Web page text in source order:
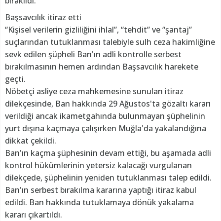
Başsavcılık itiraz etti
“Kişisel verilerin gizliliğini ihlal”, “tehdit” ve “şantaj”
suçlarından tutuklanması talebiyle sulh ceza hakimliğine
sevk edilen şüpheli Ban'ın adli kontrolle serbest
bırakılmasının hemen ardından Başsavcılık harekete
geçti.
Nöbetçi asliye ceza mahkemesine sunulan itiraz
dilekçesinde, Ban hakkında 29 Ağustos'ta gözaltı kararı
verildiği ancak ikametgahında bulunmayan şüphelinin
yurt dışına kaçmaya çalışırken Muğla'da yakalandığına
dikkat çekildi.
Ban'ın kaçma şüphesinin devam ettiği, bu aşamada adli
kontrol hükümlerinin yetersiz kalacağı vurgulanan
dilekçede, şüphelinin yeniden tutuklanması talep edildi.
Ban'ın serbest bırakılma kararına yaptığı itiraz kabul
edildi. Ban hakkında tutuklamaya dönük yakalama
kararı çıkartıldı.